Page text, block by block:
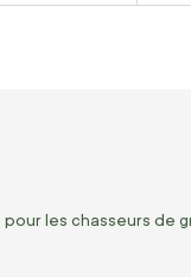
les chasseurs de